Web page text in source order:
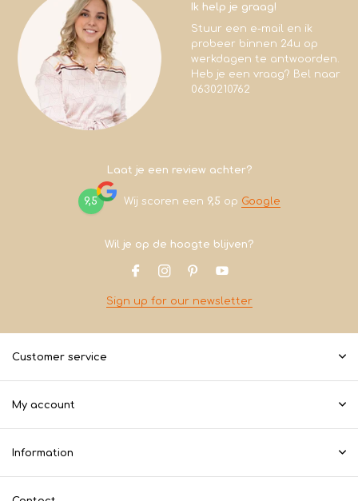
Ik help je graag!
Stuur een e-mail en ik
probeer binnen 24u op
werkdagen te antwoorden.
Heb je een vraag? Bel naar
0630210762
Laat je een review achter?
9,5 Wij scoren een 9,5 op Google
Wil je op de hoogte blijven?
Sign up for our newsletter
Customer service
My account
Information